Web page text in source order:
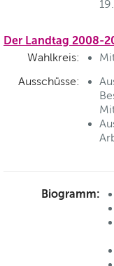
Der Landtag 2008-
Wahlkreis:
Ausschüsse:
Biogramm: